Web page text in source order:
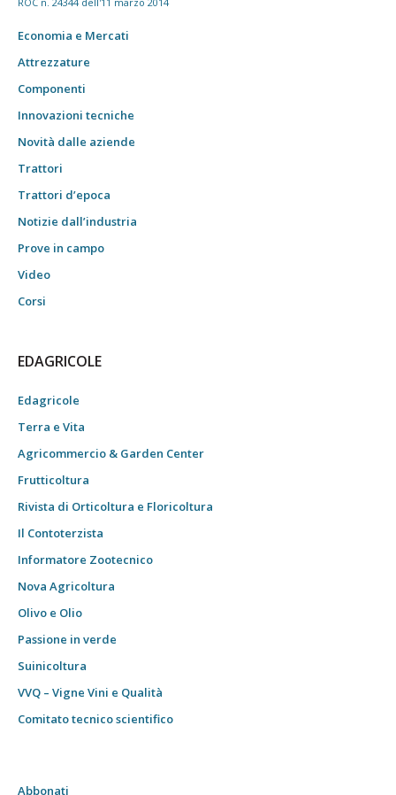
Economia e Mercati
Attrezzature
Componenti
Innovazioni tecniche
Novità dalle aziende
Trattori
Trattori d’epoca
Notizie dall’industria
Prove in campo
Video
Corsi
EDAGRICOLE
Edagricole
Terra e Vita
Agricommercio & Garden Center
Frutticoltura
Rivista di Orticoltura e Floricoltura
Il Contoterzista
Informatore Zootecnico
Nova Agricoltura
Olivo e Olio
Passione in verde
Suinicoltura
VVQ – Vigne Vini e Qualità
Comitato tecnico scientifico
Abbonati